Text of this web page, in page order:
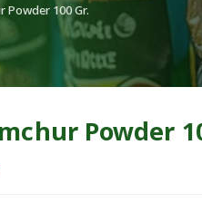
Powder 100 Gr.
Powder